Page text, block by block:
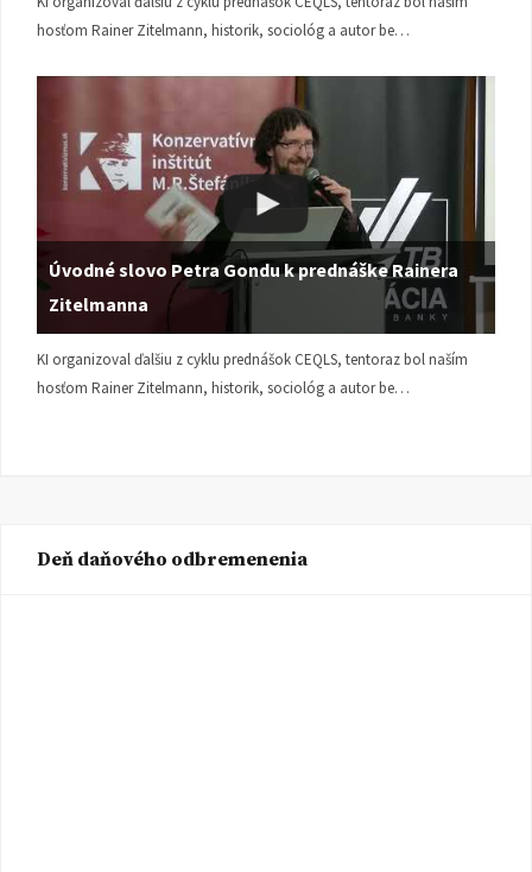
hosťom Rainer Zitelmann, historik, sociológ a autor be…
Úvodné slovo Petra Gondu k prednáške Rainera
Zitelmanna
KI organizoval ďalšiu z cyklu prednášok CEQLS, tentoraz bol naším
hosťom Rainer Zitelmann, historik, sociológ a autor be…
Deň daňového odbremenenia